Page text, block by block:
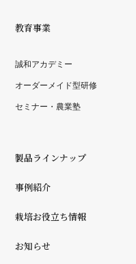
教育事業
誠和アカデミー
オーダーメイド型研修
セミナー・農業塾
製品ラインナップ
事例紹介
栽培お役立ち情報
お知らせ